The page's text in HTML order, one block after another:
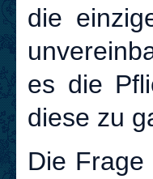
die
es die
diese zu
Die